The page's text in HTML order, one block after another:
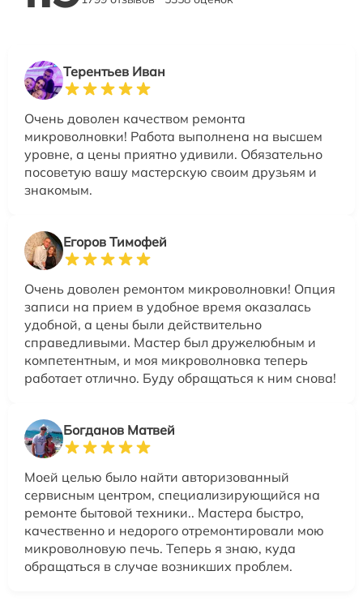
Терентьев Иван
Очень доволен качеством ремонта
микроволновки! Работа выполнена на высшем
уровне, а цены приятно удивили. Обязательно
посоветую вашу мастерскую своим друзьям и
знакомым.
Егоров Тимофей
Очень доволен ремонтом микроволновки! Опция
записи на прием в удобное время оказалась
удобной, а цены были действительно
справедливыми. Мастер был дружелюбным и
компетентным, и моя микроволновка теперь
работает отлично. Буду обращаться к ним снова!
Богданов Матвей
Моей целью было найти авторизованный
сервисным центром, специализирующийся на
ремонте бытовой техники.. Мастера быстро,
качественно и недорого отремонтировали мою
микроволновую печь. Теперь я знаю, куда
обращаться в случае возникших проблем.